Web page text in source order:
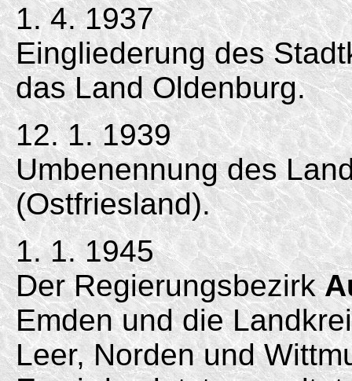
1. 4. 1937
Eingliederung des
das Land Oldenburg.
12. 1. 1939
Umbenennung des
(Ostfriesland).
1. 1. 1945
Der Regierungsbezirk
Emden und die
Leer, Norden und